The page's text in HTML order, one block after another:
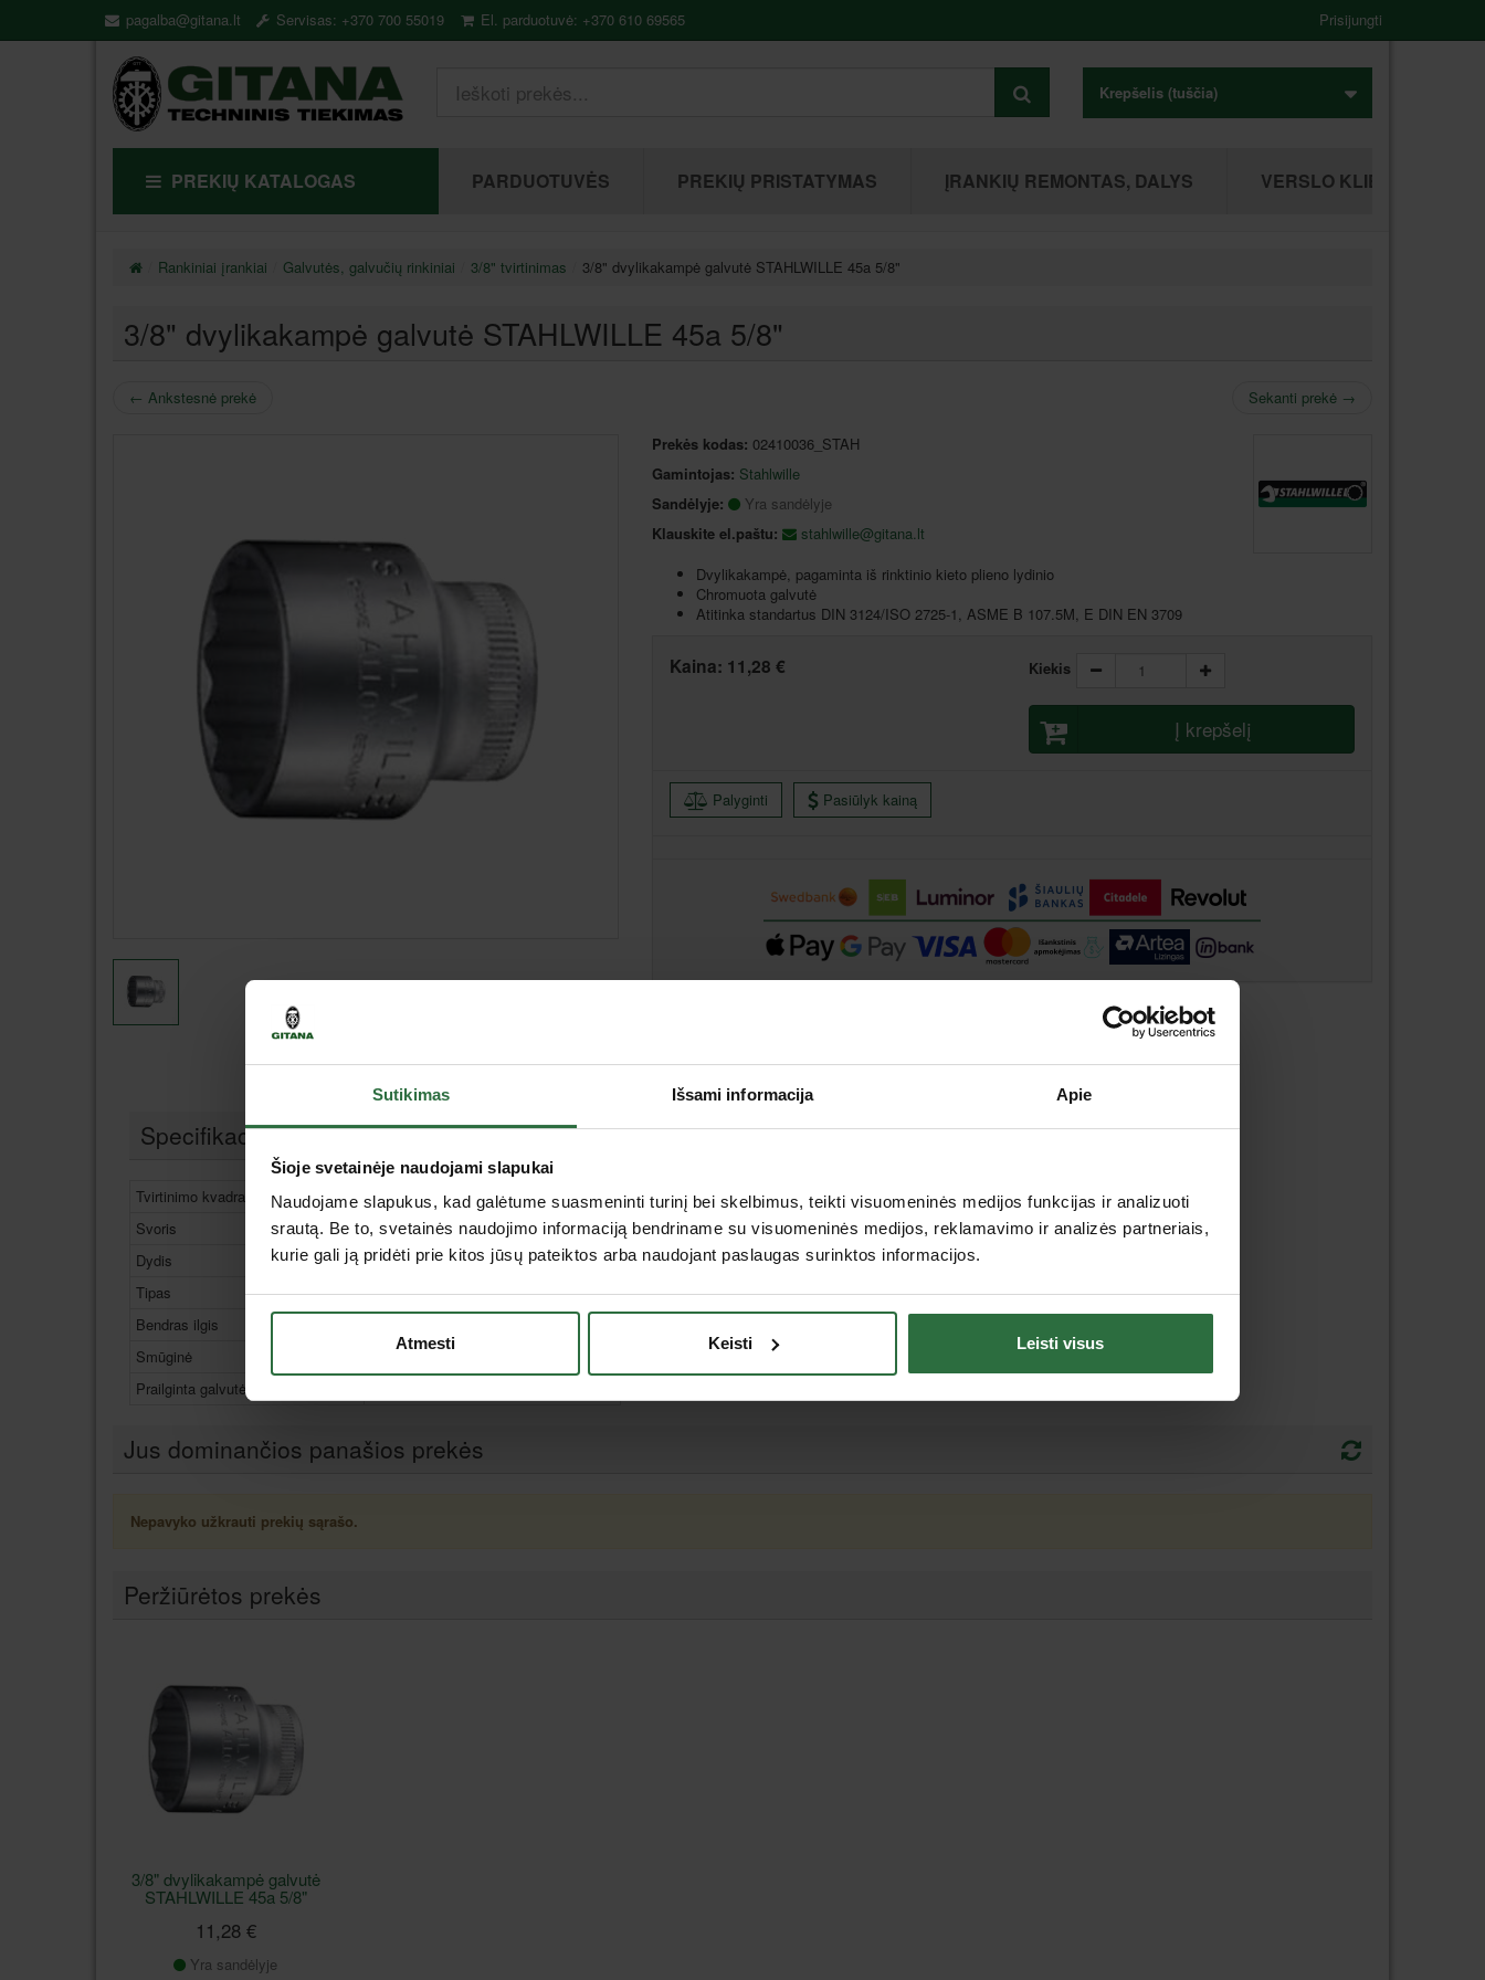
Sutikimas Išsami informacija Apie
Šioje svetainėje naudojami slapukai
Naudojame slapukus, kad galėtume suasmeninti turinį bei skelbimus, teikti visuomeninės medijos funkcijas ir analizuoti
srautą. Be to, svetainės naudojimo informaciją bendriname su visuomeninės medijos, reklamavimo ir analizės partneriais,
kurie gali ją pridėti prie kitos jūsų pateiktos arba naudojant paslaugas surinktos informacijos.
Atmesti Keisti Leisti visus
pagalba@gitana.lt Servisas: +370 700 55019 El. parduotuvė: +370 610 69565 Prisijungti
Krepšelis (tuščia)
PREKIŲ KATALOGAS PARDUOTUVĖS PREKIŲ PRISTATYMAS ĮRANKIŲ REMONTAS, DALYS VERSLO KLIENTAMS
Rankiniai įrankiai Galvutės, galvučių rinkiniai 3/8" tvirtinimas 3/8" dvylikakampė galvutė STAHLWILLE 45a 5/8"
3/8" dvylikakampė galvutė STAHLWILLE 45a 5/8"
← Ankstesnė prekė Sekanti prekė →
Prekės kodas: 02410036_STAH
Gamintojas: Stahlwille
Sandėlyje:
Yra sandėlyje
Klauskite el.paštu:
stahlwille@gitana.lt
Dvylikakampė, pagaminta iš rinktinio kieto plieno lydinio
Chromuota galvutė
Atitinka standartus DIN 3124/ISO 2725-1, ASME B 107.5M, E DIN EN 3709
Kaina: 11,28 € Kiekis
Į krepšelį
Palyginti Pasiūlyk kainą
Panevėžys, J. Janonio 2B, Panevėžys
Specifikacija
Tvirtinimo kvadratas
3/8"
Svoris
31 g
Dydis
5/8"
Tipas
Dvylikakampė galvutė
Bendras ilgis
Smūginė
Prailginta galvutė
Jus dominančios panašios prekės
Nepavyko užkrauti prekių sąrašo.
Peržiūrėtos prekės
3/8" dvylikakampė galvutė
STAHLWILLE 45a 5/8"
11,28 €
Yra sandėlyje